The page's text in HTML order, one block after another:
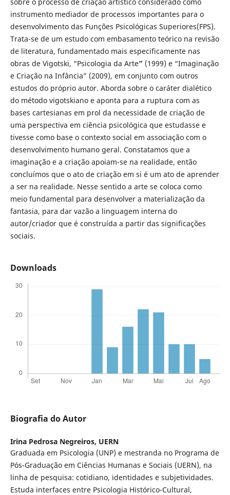
instrumento mediador de processos importantes para o
desenvolvimento das Funções Psicológicas Superiores(FPS).
Trata-se de um estudo com embasamento teórico na revisão
de literatura, fundamentado mais especificamente nas
obras de Vigotski, “Psicologia da Arte” (1999) e “Imaginação
e Criação na Infância” (2009), em conjunto com outros
estudos do próprio autor. Aborda sobre o caráter dialético
do método vigotskiano e aponta para a ruptura com as
bases cartesianas em prol da necessidade de criação de
uma perspectiva em ciência psicológica que estudasse e
tivesse como base o contexto social em associação com o
desenvolvimento humano geral. Constatamos que a
imaginação e a criação apoiam-se na realidade, então
concluímos que o ato de criação em si é um ato de aprender
a ser na realidade. Nesse sentido a arte se coloca como
meio fundamental para desenvolver a materialização da
fantasia, para dar vazão a linguagem interna do
autor/criador que é construída a partir das significações
sociais.
Downloads
Biografia do Autor
Irina Pedrosa Negreiros, UERN
Graduada em Psicologia (UNP) e mestranda no Programa de
Pós-Graduação em Ciências Humanas e Sociais (UERN), na
linha de pesquisa: cotidiano, identidades e subjetividades.
Estuda interfaces entre Psicologia Histórico-Cultural,